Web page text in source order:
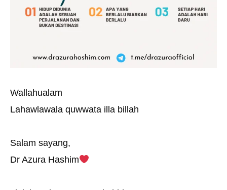
Wallahualam
Lahawlawala quwwata illa billah
Salam sayang,
Dr Azura Hashim